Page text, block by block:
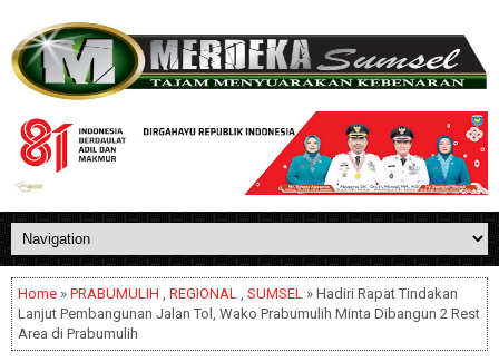
Home » PRABUMULIH , REGIONAL , SUMSEL » Hadiri Rapat Tindakan
Lanjut Pembangunan Jalan Tol, Wako Prabumulih Minta Dibangun 2 Rest
Area di Prabumulih